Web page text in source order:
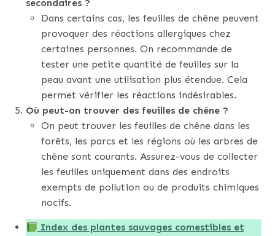
secondaires ?
Dans certains cas, les feuilles de chêne peuvent
provoquer des réactions allergiques chez
certaines personnes. On recommande de
tester une petite quantité de feuilles sur la
peau avant une utilisation plus étendue. Cela
permet vérifier les réactions indésirables.
Où peut-on trouver des feuilles de chêne ?
On peut trouver les feuilles de chêne dans les
forêts, les parcs et les régions où les arbres de
chêne sont courants. Assurez-vous de collecter
les feuilles uniquement dans des endroits
exempts de pollution ou de produits chimiques
nocifs.
Index des plantes sauvages comestibles et